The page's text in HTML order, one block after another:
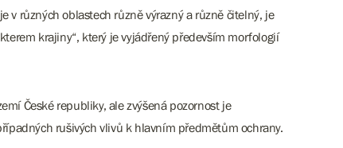
různých oblastech různě výrazný a různě čitelný, je
krajiny“, který je vyjádřený především morfologií
České republiky, ale zvýšená pozornost je
rušivých vlivů k hlavním předmětům ochrany.